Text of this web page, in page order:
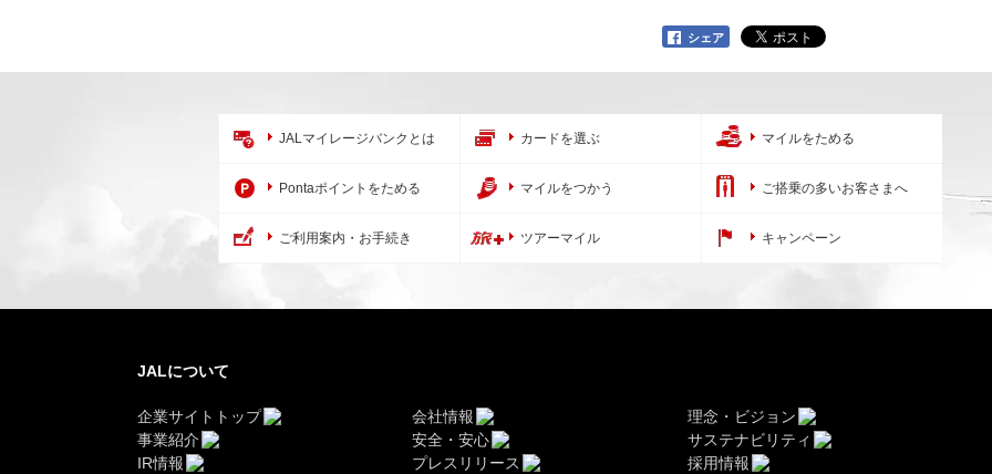
シェア
JALマイレージバンクとは カードを選ぶ マイルをためる
Pontaポイントをためる マイルをつかう ご搭乗の多いお客さまへ
ご利用案内・お手続き ツアーマイル キャンペーン
JALについて
企業サイトトップ 会社情報
理念・ビジョン
事業紹介
安全・安心
サステナビリティ
IR情報
プレスリリース 採用情報